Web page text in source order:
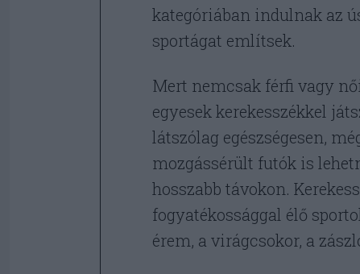
kategóriában indulnak az
sportágat említsek.
Mert nemcsak férfi vagy
egyesek kerekesszékkel
látszólag egészségesen,
mozgássérült futók is
hosszabb távokon.
fogyatékossággal élő
érem, a virágcsokor, a